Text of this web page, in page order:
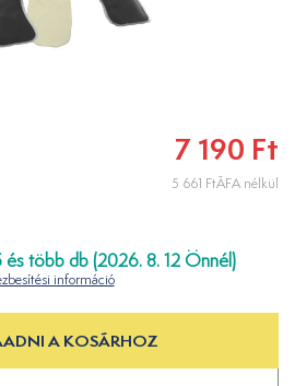
7 190 Ft
5 661 FtÁFA nélkül
több db (2026. 8. 12 Önnél)
információ
A KOSÁRHOZ